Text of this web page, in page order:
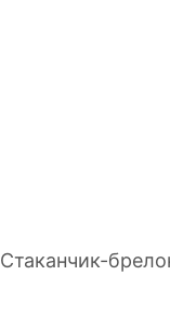
Стаканчик-